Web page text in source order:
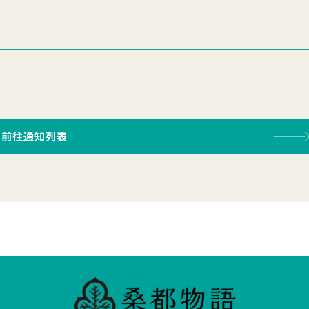
前往通知列表